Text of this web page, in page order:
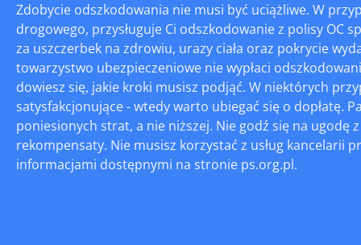
Zdobycie odszkodowania nie musi być uciążliwe. W
drogowego, przysługuje Ci odszkodowanie z polisy OC
za uszczerbek na zdrowiu, urazy ciała oraz pokrycie
towarzystwo ubezpieczeniowe nie wypłaci
dowiesz się, jakie kroki musisz podjąć. W niektórych
satysfakcjonujące - wtedy warto ubiegać się o dopłatę.
poniesionych strat, a nie niższej. Nie godź się na
rekompensaty. Nie musisz korzystać z usług kancelarii
informacjami dostępnymi na stronie ps.org.pl.